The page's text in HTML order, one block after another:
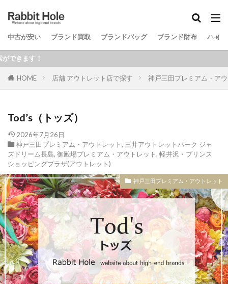
中古が安い ブランド買取 ブランドバッグ ブランド財布 ハイ
HOME 店舗 アウトレット店で探す 神戸三田プレミアム・ア
Tod’s（トッズ）
2026年7月26日
神戸三田プレミアム・アウトレット, 三井アウトレットパーク ジャ
ズドリーム長島, 御殿場プレミアム・アウトレット, 軽井沢・プリンス
ショッピングプラザ(アウトレット)
神戸三田プレミアム・アウトレット
検索